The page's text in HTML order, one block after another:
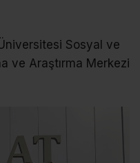
Sosyal ve
ve Araştırma Merkezi